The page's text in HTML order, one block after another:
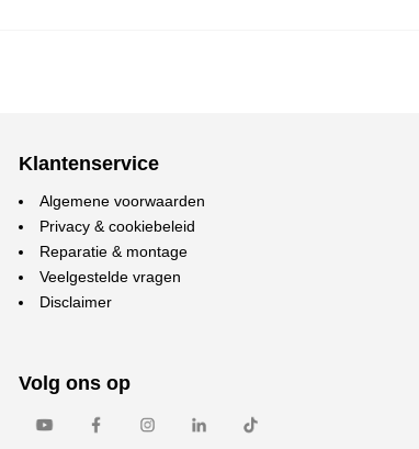
Klantenservice
Algemene voorwaarden
Privacy & cookiebeleid
Reparatie & montage
Veelgestelde vragen
Disclaimer
Volg ons op